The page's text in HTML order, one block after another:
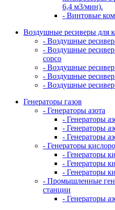
6,4 м3/мин).
- Винтовые
Воздушные ресиверы для
- Воздушные
- Воздушные
copco
- Воздушные
- Воздушные
- Воздушные
Генераторы газов
- Генераторы азота
- Генераторы
- Генераторы
- Генераторы
- Генераторы
- Генераторы
- Генераторы
- Генераторы
- Промышленные
станции
- Генераторы